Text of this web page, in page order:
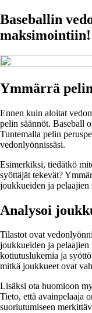
Baseballin
maksimointiin!
Ymmärrä
Ennen kuin aloitat
pelin säännöt. Baseball
Tuntemalla pelin
vedonlyönnissäsi.
Esimerkiksi, tiedätkö
syöttäjät tekevät?
joukkueiden ja
Analysoi
Tilastot ovat
joukkueiden ja
kotiutuslukemia ja
mitkä joukkueet ovat
Lisäksi ota huomioon
Tieto, että avainpelaaja
suoriutumiseen